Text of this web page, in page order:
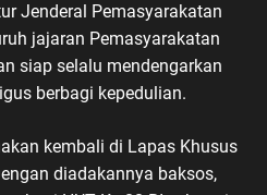
Jenderal Pemasyarakatan
jajaran Pemasyarakatan
siap selalu mendengarkan
berbagi kepedulian.
kembali di Lapas Khusus
diadakannya baksos,